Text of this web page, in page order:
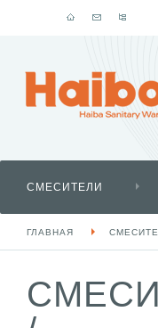
СМЕСИТЕЛИ
ГЛАВНАЯ